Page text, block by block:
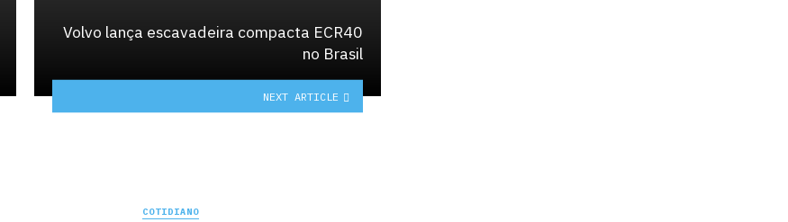
Volvo lança escavadeira compacta ECR40
no Brasil
NEXT ARTICLE
COTIDIANO